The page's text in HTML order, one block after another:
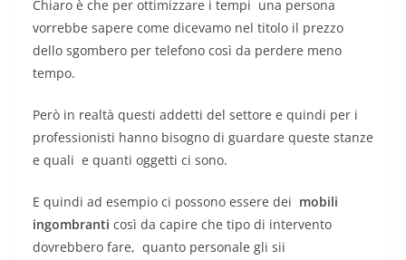
Chiaro è che per ottimizzare i tempi una persona
vorrebbe sapere come dicevamo nel titolo il prezzo
dello sgombero per telefono così da perdere meno
tempo.
Però in realtà questi addetti del settore e quindi per i
professionisti hanno bisogno di guardare queste stanze
e quali e quanti oggetti ci sono.
E quindi ad esempio ci possono essere dei mobili
ingombranti così da capire che tipo di intervento
dovrebbero fare, quanto personale gli sii